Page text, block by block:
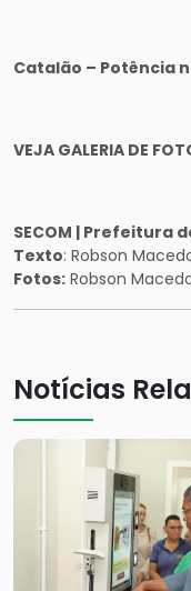
Catalão – Potência
VEJA GALERIA DE
SECOM | Prefeitura
Texto: Robson
Fotos: Robson
Notícias